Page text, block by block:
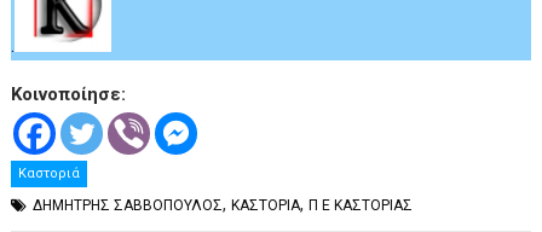
.
Κοινοποίησε:
Καστοριά
ΔΗΜΗΤΡΗΣ ΣΑΒΒΟΠΟΥΛΟΣ,ΚΑΣΤΟΡΙΑ,Π Ε ΚΑΣΤΟΡΙΑΣ